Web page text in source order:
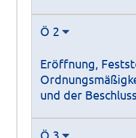
Ö 2
Eröffnung,
und der
Ö 3